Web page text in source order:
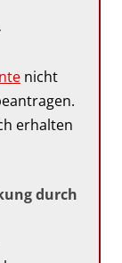
nicht
erhalten
durch